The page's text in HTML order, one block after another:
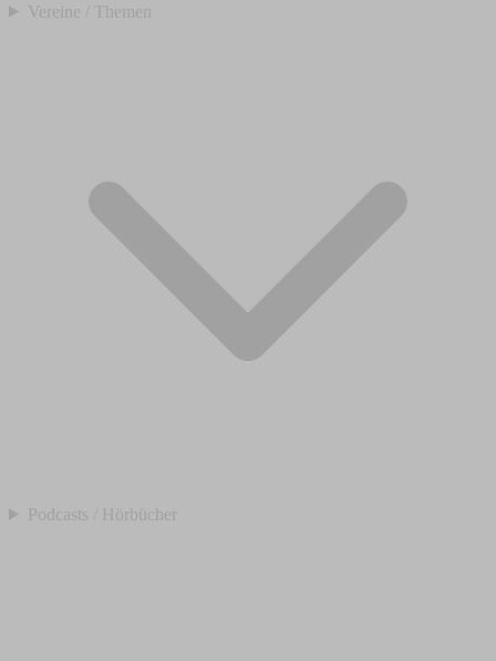
Vereine / Themen
Podcasts / Hörbücher